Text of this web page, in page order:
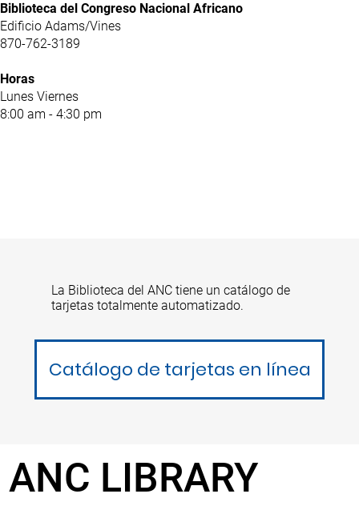
Biblioteca del Congreso Nacional Africano
Edificio Adams/Vines
870-762-3189
Horas
Lunes Viernes
8:00 am - 4:30 pm
La Biblioteca del ANC tiene un catálogo de
tarjetas totalmente automatizado.
Catálogo de tarjetas en línea
ANC LIBRARY